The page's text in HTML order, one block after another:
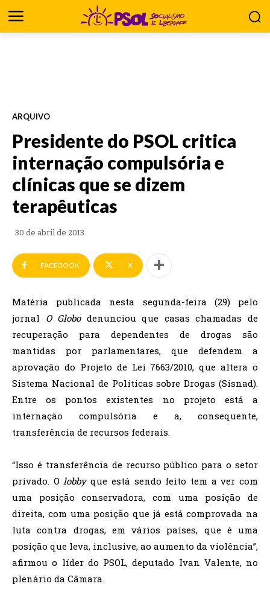
ARQUIVO
Presidente do PSOL critica
internação compulsória e
clínicas que se dizem
terapêuticas
30 de abril de 2013
FACEBOOK X
Matéria publicada nesta segunda-feira (29) pelo
jornal O Globodenunciou que casas chamadas de
recuperação para dependentes de drogas são
mantidas por parlamentares, que defendem a
aprovação do Projeto de Lei 7663/2010, que altera o
Sistema Nacional de Políticas sobre Drogas (Sisnad).
Entre os pontos existentes no projeto está a
internação compulsória e a, consequente,
transferência de recursos federais.
“Isso é transferência de recurso público para o setor
privado. O lobbyque está sendo feito tem a ver com
uma posição conservadora, com uma posição de
direita, com uma posição que já está comprovada na
luta contra drogas, em vários países, que é uma
posição que leva, inclusive, ao aumento da violência”,
afirmou o líder do PSOL, deputado Ivan Valente, no
plenário da Câmara.